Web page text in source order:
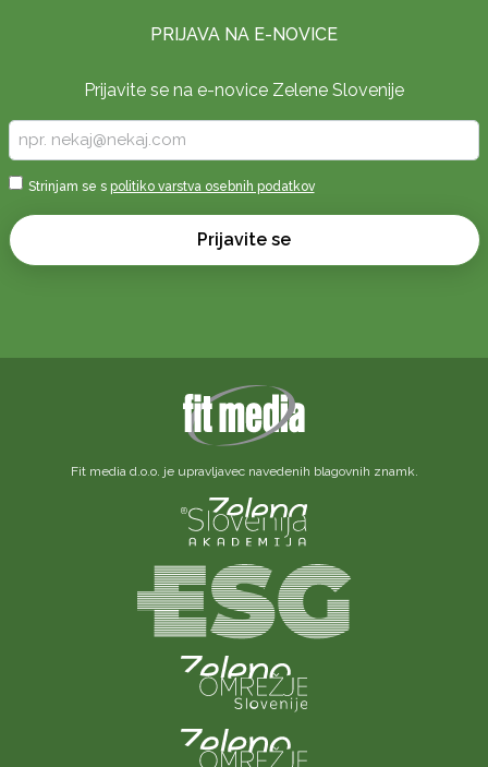
PRIJAVA NA E-NOVICE
Prijavite se na e-novice Zelene Slovenije
e-
Sprejmi
*
Strinjam se s politiko varstva osebnih podatkov
Prijavite se
Fit media d.o.o. je upravljavec navedenih blagovnih znamk.